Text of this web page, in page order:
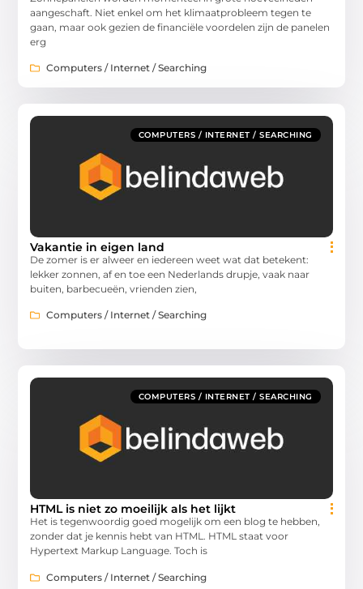
aangeschaft. Niet enkel om het klimaatprobleem tegen te
gaan, maar ook gezien de financiële voordelen zijn de panelen
erg
Computers / Internet / Searching
COMPUTERS / INTERNET / SEARCHING
Vakantie in eigen land
De zomer is er alweer en iedereen weet wat dat betekent:
lekker zonnen, af en toe een Nederlands drupje, vaak naar
buiten, barbecueën, vrienden zien,
Computers / Internet / Searching
COMPUTERS / INTERNET / SEARCHING
HTML is niet zo moeilijk als het lijkt
Het is tegenwoordig goed mogelijk om een blog te hebben,
zonder dat je kennis hebt van HTML. HTML staat voor
Hypertext Markup Language. Toch is
Computers / Internet / Searching